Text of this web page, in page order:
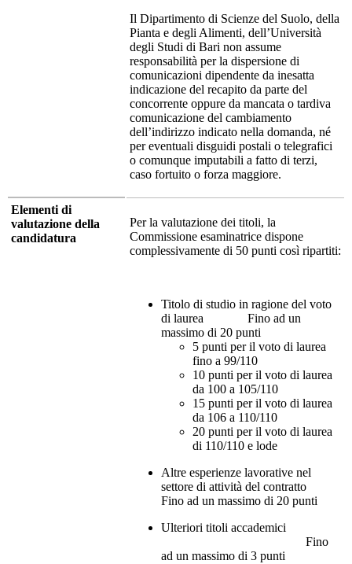
Il Dipartimento di Scienze del Suolo, della
Pianta e degli Alimenti, dell’Università
degli Studi di Bari non assume
responsabilità per la dispersione di
comunicazioni dipendente da inesatta
indicazione del recapito da parte del
concorrente oppure da mancata o tardiva
comunicazione del cambiamento
dell’indirizzo indicato nella domanda, né
per eventuali disguidi postali o telegrafici
o comunque imputabili a fatto di terzi,
caso fortuito o forza maggiore.
Elementi di
valutazione della
candidatura
Per la valutazione dei titoli, la
Commissione esaminatrice dispone
complessivamente di 50 punti così ripartiti:
Titolo di studio in ragione del voto
di laurea Fino ad un
massimo di 20 punti
5 punti per il voto di laurea
fino a 99/110
10 punti per il voto di laurea
da 100 a 105/110
15 punti per il voto di laurea
da 106 a 110/110
20 punti per il voto di laurea
di 110/110 e lode
Altre esperienze lavorative nel
settore di attività del contratto
Fino ad un massimo di 20 punti
Ulteriori titoli accademici
Fino
ad un massimo di 3 punti